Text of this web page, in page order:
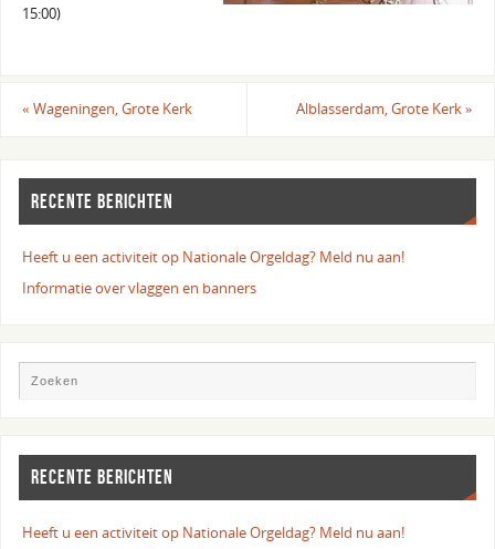
15:00)
« Wageningen, Grote Kerk Alblasserdam, Grote Kerk»
RECENTE BERICHTEN
Heeft u een activiteit op Nationale Orgeldag? Meld nu aan!
Informatie over vlaggen en banners
RECENTE BERICHTEN
Heeft u een activiteit op Nationale Orgeldag? Meld nu aan!